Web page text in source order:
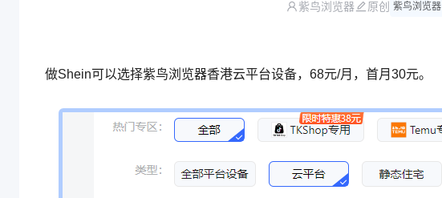
紫鸟浏览器 原创 紫鸟浏览器
做Shein可以选择紫鸟浏览器香港云平台设备，68元/月，首月30元。